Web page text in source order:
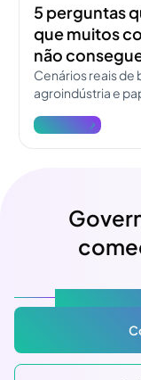
5 perguntas
que muitos
não
Cenários reais de
agroindústria e
ganhar
Ver mais